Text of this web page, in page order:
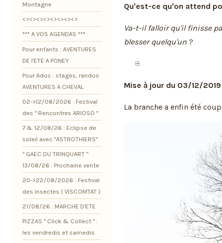
Qu'est-ce qu'on attend
Va-t-il falloir qu'il finisse
blesser quelqu'un ?
Mise à jour du 03/12/2019
La branche a enfin été
Montagne
<><><><><><><><>
*** A VOS AGENDAS ***
Pour enfants : AVENTURES
DE l'ETE A PONEY
Pour Ados : stages, randos
AVENTURES A CHEVAL
02->12/08/2026 : Festival
des " Rencontres ARIOSO "
7 & 12/08/26 : Eclipse de
soleil avec "ASTROTHIERS"
" GAEC DU TRINQUART "
13/08/26 : Prochaine vente
20->22/08/2026 : Festival
des insectes ( VISCOMTAT )
21/08/26 : MARCHE D'ETE
PIZZAS " Click & Collect " :
les vendredis et samedis